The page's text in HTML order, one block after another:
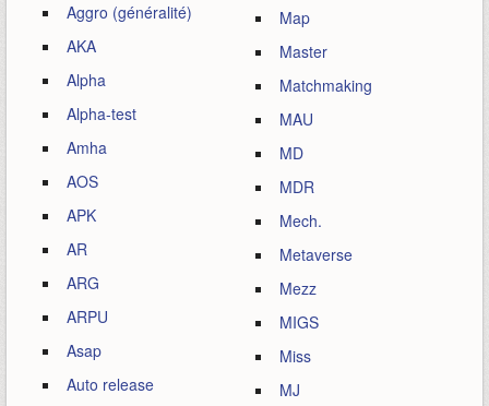
Aggro (généralité)
AKA
Alpha
Alpha-test
Amha
AOS
APK
AR
ARG
ARPU
Asap
Auto release
Map
Master
Matchmaking
MAU
MD
MDR
Mech.
Metaverse
Mezz
MIGS
Miss
MJ